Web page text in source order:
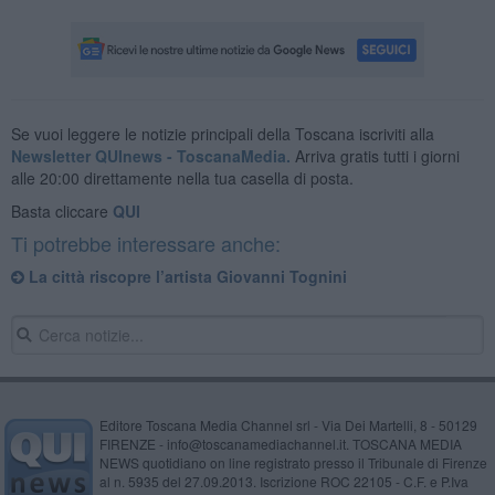
Se vuoi leggere le notizie principali della Toscana iscriviti alla
Newsletter QUInews - ToscanaMedia. Arriva gratis tutti i giorni
alle 20:00 direttamente nella tua casella di posta.
Basta cliccare QUI
Ti potrebbe interessare anche:
​La città riscopre l’artista Giovanni Tognini
Editore Toscana Media Channel srl - Via Dei Martelli, 8 - 50129
FIRENZE - info@toscanamediachannel.it. TOSCANA MEDIA
NEWS quotidiano on line registrato presso il Tribunale di Firenze
al n. 5935 del 27.09.2013. Iscrizione ROC 22105 - C.F. e P.Iva